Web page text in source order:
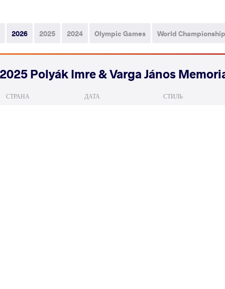
2026 2025 2024 Olympic Games World
2025 Polyák Imre & Varga János
СТРАНА ДАТА СТИЛЬ